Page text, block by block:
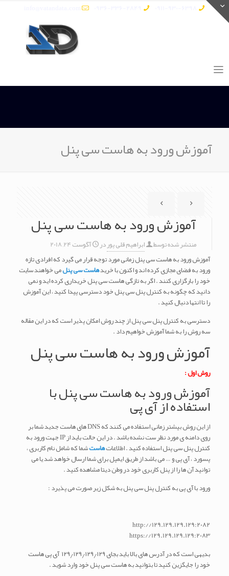
آموزش ورود به هاست سی پنل
آموزش ورود به هاست سی پنل
منتشر شده توسط ابراهیم قلی پوردر
آگوست 24, 2018
آموزش ورود به هاست سی پنل زمانی مورد توجه قرار می گیرد که افرادی تازه
ورود به فضای مجازی کرده اند و اکنون با خریدهاست سی پنلمی خواهند سایت
خود را بارگزاری کنند . اگر به تازگی هاست سی پنل خریداری کرده اید و نمی
دانید که چگونه به کنترل پنل سی پنل خود دسترسی پیدا کنید ، این آموزش
را تا انتها دنبال کنید .
دسترسی به کنترل پنل سی پنل از چند روش امکان پذیر است که در این مقاله
سه روش را به شما آموزش خواهیم داد .
آموزش ورود به هاست سی پنل
روش اول :
آموزش ورود به هاست سی پنل با
استفاده از آی پی
از این روش بیشتر زمانی استفاده می کنند که DNS های هاست جدید شما بر
روی دامنه ی مورد نظر ست نشده باشد . در این حالت باید از IP جهت ورود به
کنترل پنل سی پنل استفاده کنید . اطلاعاتهاستشما که شامل نام کاربری ،
پسورد ، آی پی و … می باشد از طریق ایمیل برای شما ارسال خواهد شد یا می
توانید آن ها را از پنل کاربری خود در وطن دیتا مشاهده کنید .
ورود با آی پی به کنترل پنل سی پنل به شکل زیر صورت می پذیرد :
http://129.129.129.129:2082
https://129.129.129.129:2083
بدیهی است که در آدرس های بالا باید بجای ۱۲۹٫۱۲۹٫۱۲۹٫۱۲۹ آی پی هاست
خود را جایگزین کنید تا بتوانید به هاست سی پنل خود وارد شوید .